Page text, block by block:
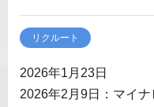
リクルート
2026年1月23日
2026年2月9日：マイ